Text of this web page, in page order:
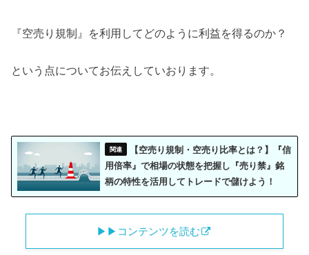
『空売り規制』を利用してどのように利益を得るのか？
という点についてお伝えしていおります。
【空売り規制・空売り比率とは？】『信
用倍率』で相場の状態を把握し『売り禁』銘
柄の特性を活用してトレードで儲けよう！
▶︎▶︎コンテンツを読む